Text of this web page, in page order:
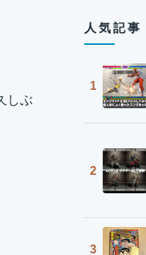
しぶ
人気記事
1
2
3